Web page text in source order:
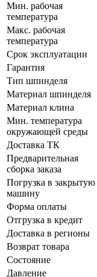
Мин. рабочая
температура
Макс. рабочая
температура
Срок эксплуатации
Гарантия
Тип шпинделя
Материал шпинделя
Материал клина
Мин. температура
окружающей среды
Доставка ТК
Предварительная
сборка заказа
Погрузка в закрытую
машину
Форма оплаты
Отгрузка в кредит
Доставка в регионы
Возврат товара
Состояние
Давление